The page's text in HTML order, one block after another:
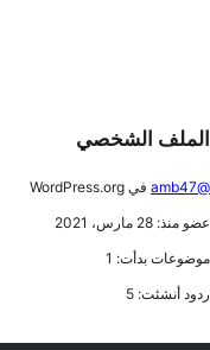
الملف الشخصي
@amb47
في WordPress.org
عضو منذ: 28 مارس، 2021
موضوعات بدأت: 1
ردود أنشئت: 5